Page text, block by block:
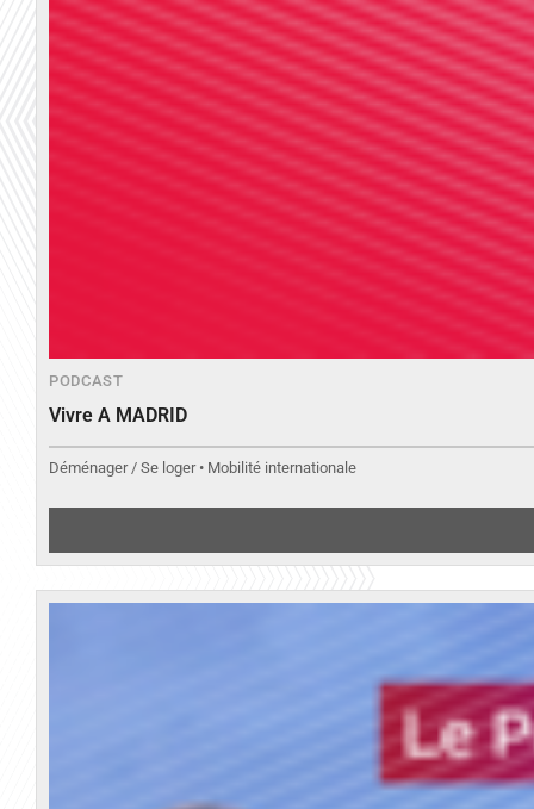
PODCAST
Vivre A MADRID
Déménager / Se loger • Mobilité internationale